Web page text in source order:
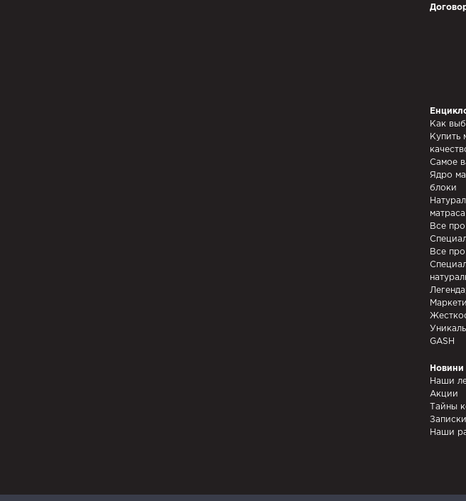
Как
Купить
Самое
Ядро
блоки
матраса
Все
Все
GASH
Новини
Наши
Акции
Тайны
Наши